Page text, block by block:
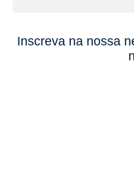
Inscreva na nossa